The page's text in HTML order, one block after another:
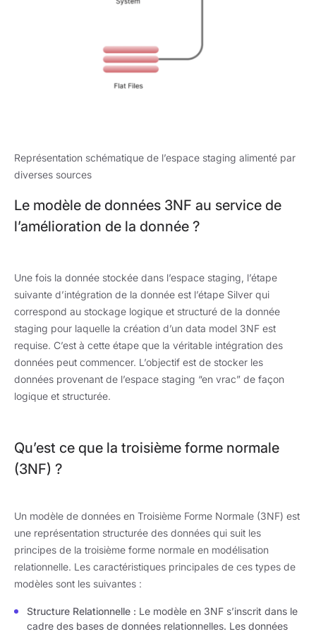
Représentation schématique de l’espace staging alimenté par
diverses sources
Le modèle de données 3NF au service de
l’amélioration de la donnée ?
Une fois la donnée stockée dans l’espace staging, l’étape
suivante d’intégration de la donnée est l’étape Silver qui
correspond au stockage logique et structuré de la donnée
staging pour laquelle la création d’un data model 3NF est
requise. C’est à cette étape que la véritable intégration des
données peut commencer. L’objectif est de stocker les
données provenant de l’espace staging “en vrac” de façon
logique et structurée.
Qu’est ce que la troisième forme normale
(3NF) ?
Un modèle de données en Troisième Forme Normale (3NF) est
une représentation structurée des données qui suit les
principes de la troisième forme normale en modélisation
relationnelle. Les caractéristiques principales de ces types de
modèles sont les suivantes :
Structure Relationnelle : Le modèle en 3NF s’inscrit dans le
cadre des bases de données relationnelles. Les données